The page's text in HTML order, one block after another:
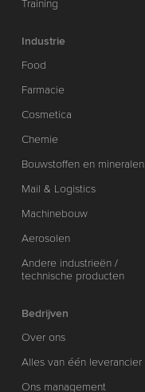
Training
Industrie
Food
Farmacie
Cosmetica
Chemie
Bouwstoffen en mineralen
Mail & Logistics
Machinebouw
Aerosolen
Andere industrieën /
technische producten
Bedrijven
Over ons
Alles van één leverancier
Ons management